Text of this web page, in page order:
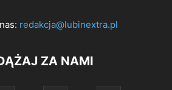
redakcja@lubinextra.pl
ZA NAMI